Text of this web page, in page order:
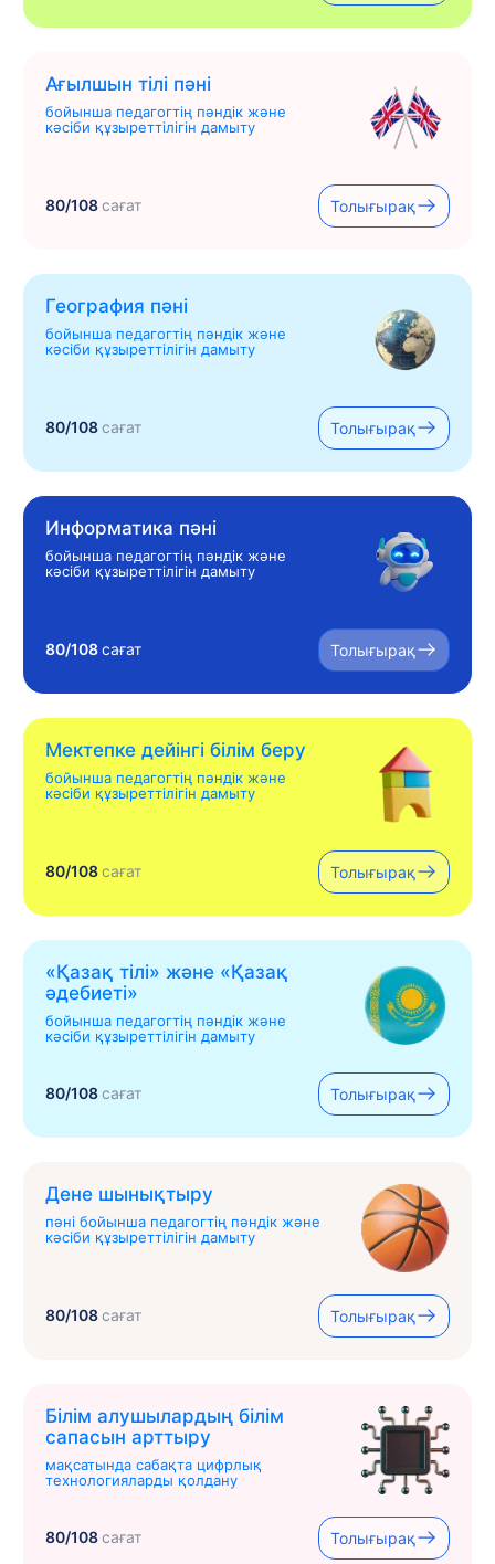
Ағылшын тілі пәні
бойынша педагогтің пәндік және
кәсіби құзыреттілігін дамыту
80/108сағат Толығырақ
География пәні
бойынша педагогтің пәндік және
кәсіби құзыреттілігін дамыту
80/108сағат Толығырақ
Информатика пәні
бойынша педагогтің пәндік және
кәсіби құзыреттілігін дамыту
80/108сағат Толығырақ
Мектепке дейінгі білім беру
бойынша педагогтің пәндік және
кәсіби құзыреттілігін дамыту
80/108сағат Толығырақ
«Қазақ тілі» жəне «Қазақ
əдебиеті»
бойынша педагогтің пәндік және
кәсіби құзыреттілігін дамыту
80/108сағат Толығырақ
Дене шынықтыру
пәні бойынша педагогтің пәндік және
кәсіби құзыреттілігін дамыту
80/108сағат Толығырақ
Білім алушылардың білім
сапасын арттыру
мақсатында сабақта цифрлық
технологияларды қолдану
80/108сағат Толығырақ